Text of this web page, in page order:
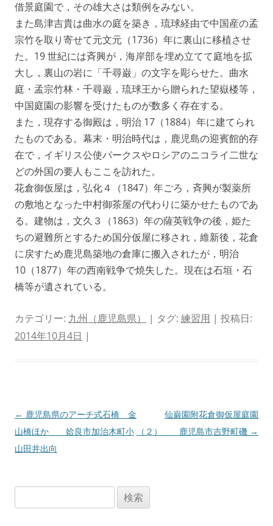
借景庭園で，その雄大さは類例をみない。
また島津吉貴は曲水の庭を築き，琉球経由で中国産の孟
宗竹を取り寄せて元文元（1736）年に裏山に移植させ
た。19 世紀には斉興が，海岸部を埋め立てて庭地を拡
大し，裏山の岩に「千尋巌」の文字を彫らせた。曲水
庭・孟宗竹林・千尋巌，琉球王から贈られた望嶽楼等，
中国庭園の影響を受けたものが数多く存在する。
また，現存する御殿は，明治 17（1884）年に建てられ
たものである。幕末・明治時代は，鹿児島の迎賓館的存
在で，イギリス公使パークスやロシアのニコライ二世な
どの外国の要人もここを訪れた。
花倉御仮屋は，弘化４（1847）年ごろ，斉興が製薬所
の敷地となった中村御茶屋の代わりに築かせたものであ
る。建物は，文久３（1863）年の薩英戦争の後，姫た
ちの避難所とするため国分仮屋に移され，維新後，花倉
に戻すため鹿児島築地の倉庫に搬入されたが，明治
10（1877）年の西南戦争で焼失した。現在は石垣・石
橋等が遺されている。
カテゴリー: 九州（鹿児島県） | タグ: 練習用 | 投稿日:
2014年10月4日 |
投
稿
ナ
← 鹿児島県のアーチ式石橋 金
山橋ほか 姶良市加治木町小
山田井出向
仙巌園附花倉御仮屋庭園
（２） 鹿児島市吉野町磯 →
索: